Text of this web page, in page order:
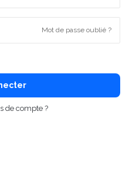
Mot de passe oublié ?
de compte ?